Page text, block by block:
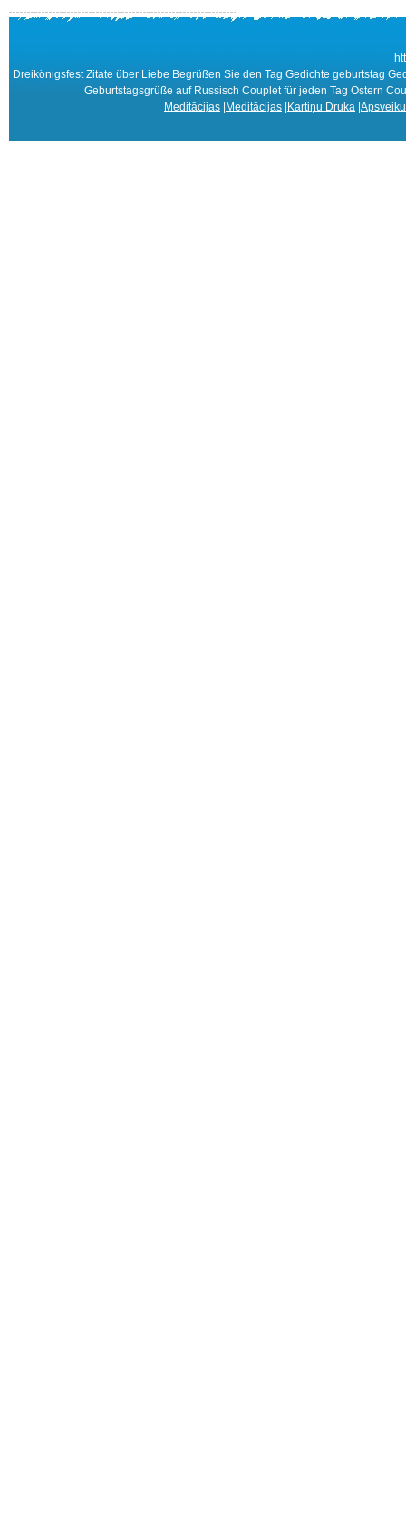
Dreikönigsfest Zitate über Liebe Begrüßen Sie den Tag Gedichte geburtstag
Geburtstagsgrüße auf Russisch Couplet für jeden Tag Ostern
Meditācijas Meditācijas Kartiņu Druka